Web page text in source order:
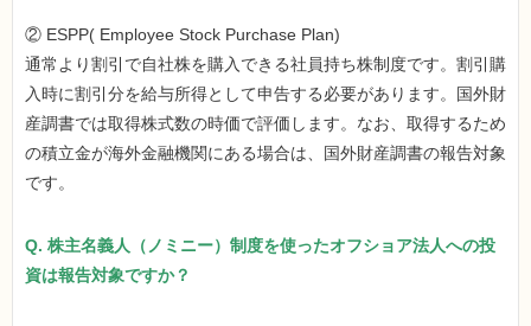
② ESPP( Employee Stock Purchase Plan)
通常より割引で自社株を購入できる社員持ち株制度です。割引購
入時に割引分を給与所得として申告する必要があります。国外財
産調書では取得株式数の時価で評価します。なお、取得するため
の積立金が海外金融機関にある場合は、国外財産調書の報告対象
です。
Q. 株主名義人（ノミニー）制度を使ったオフショア法人への投
資は報告対象ですか？